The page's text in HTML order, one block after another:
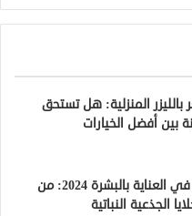
ن
ت
ق
ا
ل
ص
ا
م
بالليزر المنزلية: هل تستحق
بين أفضل الخيارات
المكونات الثورية في العناية بالبشرة 2024: من
الجذعية النباتية